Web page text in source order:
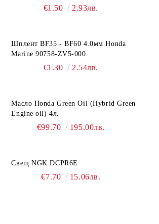
Suzuki 09168-10022
€1.50 2.93лв.
Шплент BF35 - BF60 4.0мм Honda
Marine 90758-ZV5-000
€1.30 2.54лв.
Масло Honda Green Oil (Hybrid Green
Engine oil) 4л.
€99.70 195.00лв.
Свещ NGK DCPR6E
€7.70 15.06лв.